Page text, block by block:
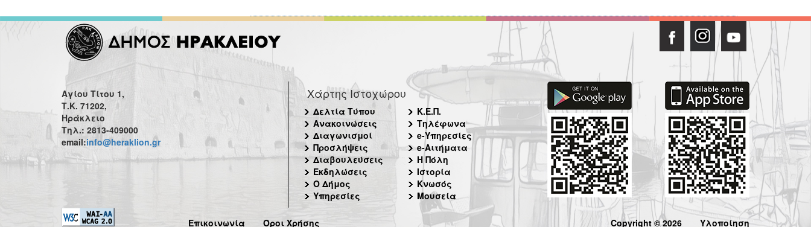
Αγίου Τίτου 1,
Τ.Κ. 71202,
Ηράκλειο
Τηλ.: 2813-409000
email:info@heraklion.gr
Χάρτης Ιστοχώρου
Δελτία Τύπου
Ανακοινώσεις
Διαγωνισμοί
Προσλήψεις
Διαβουλεύσεις
Εκδηλώσεις
Ο Δήμος
Υπηρεσίες
Κ.Ε.Π.
Τηλέφωνα
e-Υπηρεσίες
e-Αιτήματα
Η Πόλη
Ιστορία
Κνωσός
Μουσεία
Επικοινωνία Όροι Χρήσης Copyright © 2026 Υλοποίηση